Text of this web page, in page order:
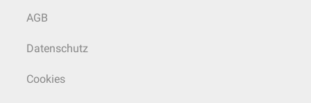
AGB
Datenschutz
Cookies